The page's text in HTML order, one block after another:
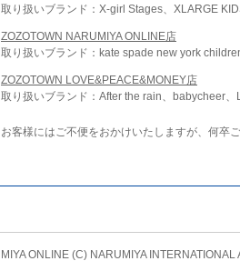
取り扱いブランド：X-girl Stages、XLARGE
ZOZOTOWN NARUMIYA ONLINE店
取り扱いブランド：kate spade new york
ZOZOTOWN LOVE&PEACE&MONEY店
取り扱いブランド：After the rain、babycheer
お客様にはご不便をおかけいたしますが、何卒